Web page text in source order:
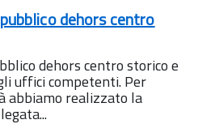
dehors centro
dehors centro storico e
uffici competenti. Per
abbiamo realizzato la